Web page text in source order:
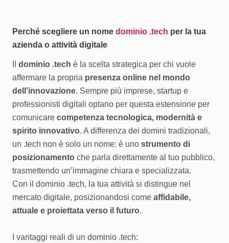
Perché scegliere un nome dominio .tech per la tua
azienda o attività digitale
dominio .tech è la scelta strategica per chi vuole
affermare la propria presenza online nel mondo
dell’innovazione. Sempre più imprese, startup e
professionisti digitali optano per questa estensione per
comunicare competenza tecnologica, modernità e
spirito innovativo. A differenza dei domini tradizionali,
un .tech non è solo un nome: è uno strumento di
posizionamento che parla direttamente al tuo pubblico,
trasmettendo un’immagine chiara e specializzata.
Con il dominio .tech, la tua attività si distingue nel
mercato digitale, posizionandosi come affidabile,
attuale e proiettata verso il futuro.
I vantaggi reali di un dominio .tech: